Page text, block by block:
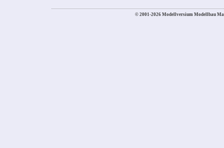
© 2001-2026 Modellversium Modellbau